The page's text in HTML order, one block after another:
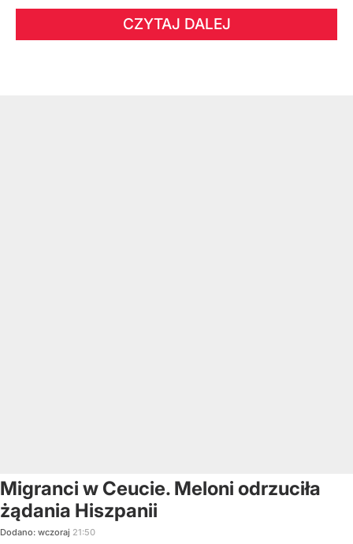
CZYTAJ DALEJ
Migranci w Ceucie. Meloni odrzuciła
żądania Hiszpanii
Dodano: wczoraj 21:50